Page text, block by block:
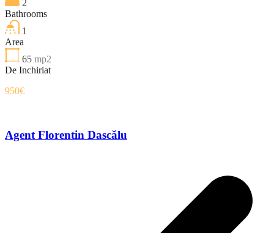
2
Bathrooms
1
Area
65 mp2
De Inchiriat
950€
Agent Florentin Dascălu